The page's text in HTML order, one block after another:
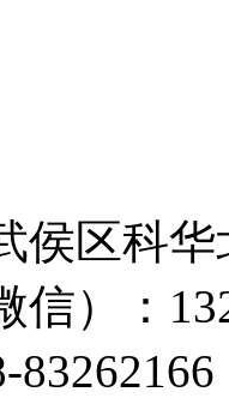
侯区科
信）：